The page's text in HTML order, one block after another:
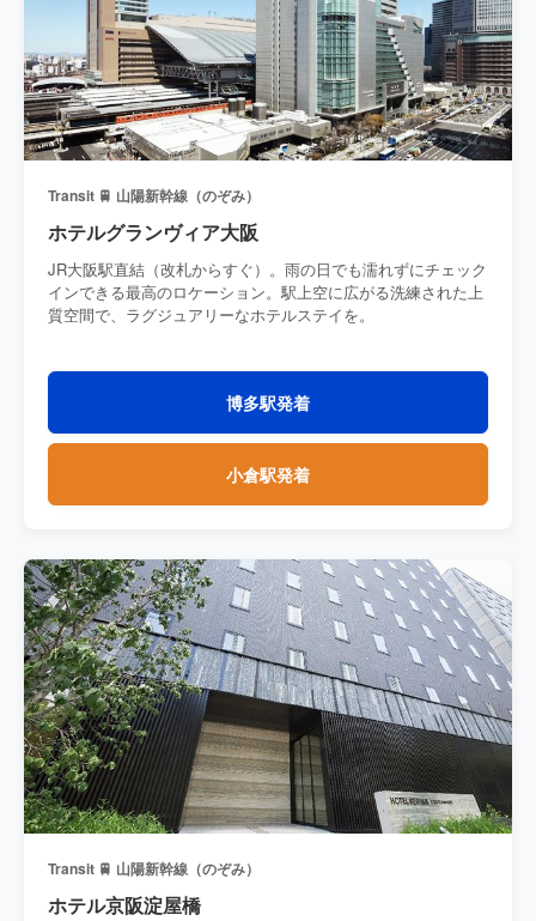
Transit 🚆 山陽新幹線（のぞみ）
ホテルグランヴィア大阪
JR大阪駅直結（改札からすぐ）。雨の日でも濡れずにチェック
インできる最高のロケーション。駅上空に広がる洗練された上
質空間で、ラグジュアリーなホテルステイを。
博多駅発着
小倉駅発着
Transit 🚆 山陽新幹線（のぞみ）
ホテル京阪淀屋橋